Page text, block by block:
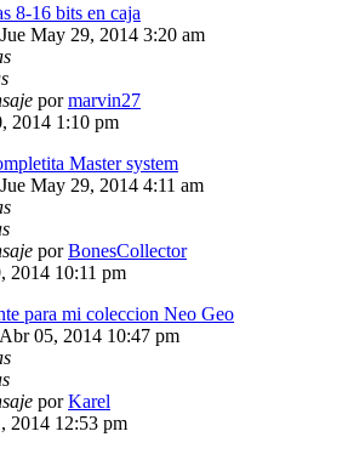
8-16 bits en caja
Jue May 29, 2014 3:20 am
pormarvin27
2014 1:10 pm
Master system
Jue May 29, 2014 4:11 am
porBonesCollector
2014 10:11 pm
para mi coleccion Neo Geo
05, 2014 10:47 pm
porKarel
2014 12:53 pm